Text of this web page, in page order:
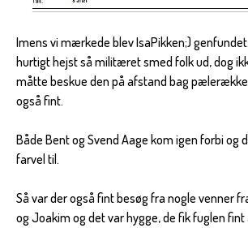
Imens vi mærkede blev IsaPikken;)
hurtigt hejst så militæret smed folk ud, dog
måtte beskue den på afstand bag
også fint.
Både Bent og Svend Aage kom igen forbi og
farvel til.
Så var der også fint besøg fra nogle venner
og Joakim og det var hygge, de fik fuglen fint